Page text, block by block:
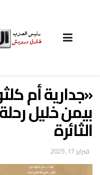
«جدارية أم
بيمن خليل
الثائرة
فبراير 17, 2025